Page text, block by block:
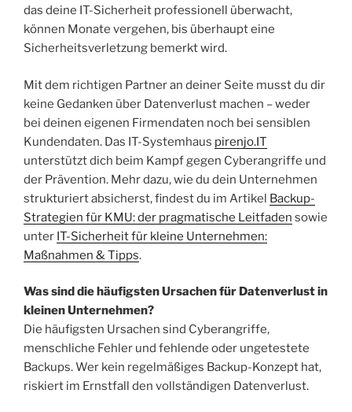
das deine IT-Sicherheit professionell überwacht,
können Monate vergehen, bis überhaupt eine
Sicherheitsverletzung bemerkt wird.
Mit dem richtigen Partner an deiner Seite musst du dir
keine Gedanken über Datenverlust machen – weder
bei deinen eigenen Firmendaten noch bei sensiblen
Kundendaten. Das IT-Systemhaus pirenjo.IT
unterstützt dich beim Kampf gegen Cyberangriffe und
der Prävention. Mehr dazu, wie du dein Unternehmen
strukturiert absicherst, findest du im Artikel Backup-
Strategien für KMU: der pragmatische Leitfaden sowie
unter IT-Sicherheit für kleine Unternehmen:
Maßnahmen & Tipps.
Was sind die häufigsten Ursachen für Datenverlust in
kleinen Unternehmen?
Die häufigsten Ursachen sind Cyberangriffe,
menschliche Fehler und fehlende oder ungetestete
Backups. Wer kein regelmäßiges Backup-Konzept hat,
riskiert im Ernstfall den vollständigen Datenverlust.